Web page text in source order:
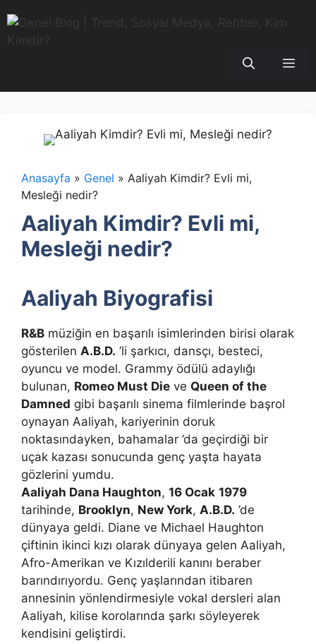
atla
Anasayfa » Genel » Aaliyah Kimdir? Evli mi,
Mesleği nedir?
Aaliyah Kimdir? Evli mi,
Mesleği nedir?
Aaliyah Biyografisi
R&B müziğin en başarılı isimlerinden birisi olarak
gösterilen A.B.D. ’li şarkıcı, dansçı, besteci,
oyuncu ve model. Grammy ödülü adaylığı
bulunan, Romeo Must Die ve Queen of the
Damned gibi başarılı sinema filmlerinde başrol
oynayan Aaliyah, kariyerinin doruk
noktasındayken, bahamalar ’da geçirdiği bir
uçak kazası sonucunda genç yaşta hayata
gözlerini yumdu.
Aaliyah Dana Haughton, 16 Ocak 1979
tarihinde, Brooklyn, New York, A.B.D. ’de
dünyaya geldi. Diane ve Michael Haughton
çiftinin ikinci kızı olarak dünyaya gelen Aaliyah,
Afro-Amerikan ve Kızılderili kanını beraber
barındırıyordu. Genç yaşlarından itibaren
annesinin yönlendirmesiyle vokal dersleri alan
Aaliyah, kilise korolarında şarkı söyleyerek
kendisini geliştirdi.